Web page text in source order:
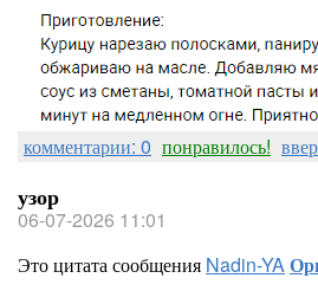
комментарии: 0 понравилось!
узор
06-07-2026 11:01
Это цитата сообщения Nadin-YA